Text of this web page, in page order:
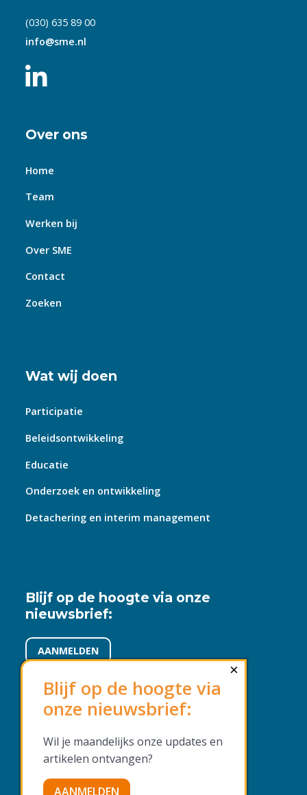
(030) 635 89 00
info@sme.nl
Over ons
Home
Team
Werken bij
Over SME
Contact
Zoeken
Wat wij doen
Participatie
Beleidsontwikkeling
Educatie
Onderzoek en ontwikkeling
Detachering en interim management
Blijf op de hoogte via onze
nieuwsbrief:
AANMELDEN
Voorwaarden en beleid
Algemene voorwaarden
Privacyverklaring
×
Blijf op de hoogte via
onze nieuwsbrief:
Wil je maandelijks onze updates en
artikelen ontvangen?
AANMELDEN